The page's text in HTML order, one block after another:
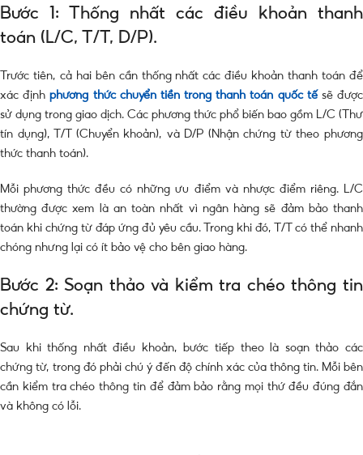
Bước 1: Thống nhất các điều khoản thanh
toán (L/C, T/T, D/P).
Trước tiên, cả hai bên cần thống nhất các điều khoản thanh toán để
xác địnhphương thức chuyển tiền trong thanh toán quốc tếsẽ được
sử dụng trong giao dịch. Các phương thức phổ biến bao gồm L/C (Thư
tín dụng), T/T (Chuyển khoản), và D/P (Nhận chứng từ theo phương
thức thanh toán).
Mỗi phương thức đều có những ưu điểm và nhược điểm riêng. L/C
thường được xem là an toàn nhất vì ngân hàng sẽ đảm bảo thanh
toán khi chứng từ đáp ứng đủ yêu cầu. Trong khi đó, T/T có thể nhanh
chóng nhưng lại có ít bảo vệ cho bên giao hàng.
Bước 2: Soạn thảo và kiểm tra chéo thông tin
chứng từ.
Sau khi thống nhất điều khoản, bước tiếp theo là soạn thảo các
chứng từ, trong đó phải chú ý đến độ chính xác của thông tin. Mỗi bên
cần kiểm tra chéo thông tin để đảm bảo rằng mọi thứ đều đúng đắn
và không có lỗi.